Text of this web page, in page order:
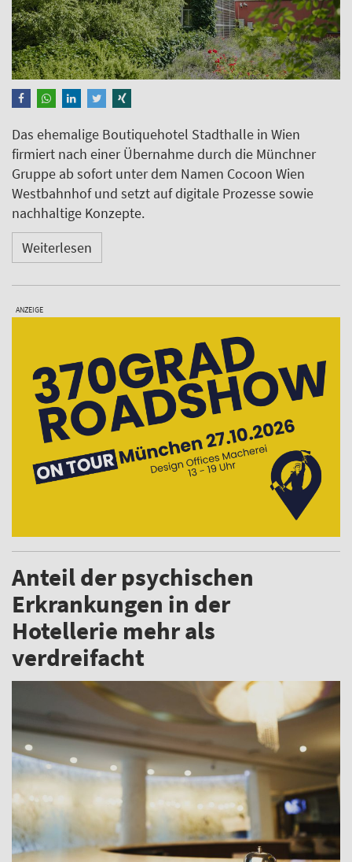
Das ehemalige Boutiquehotel Stadthalle in Wien
firmiert nach einer Übernahme durch die Münchner
Gruppe ab sofort unter dem Namen Cocoon Wien
Westbahnhof und setzt auf digitale Prozesse sowie
nachhaltige Konzepte.
Weiterlesen
ANZEIGE
Anteil der psychischen
Erkrankungen in der
Hotellerie mehr als
verdreifacht